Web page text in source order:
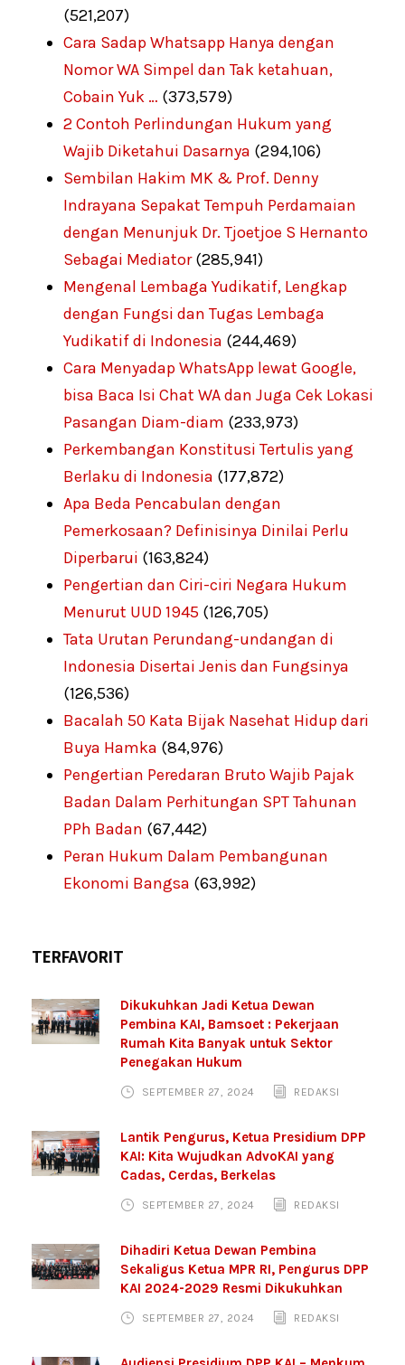
(521,207)
Cara Sadap Whatsapp Hanya dengan
Nomor WA Simpel dan Tak ketahuan,
Cobain Yuk … (373,579)
2 Contoh Perlindungan Hukum yang
Wajib Diketahui Dasarnya (294,106)
Sembilan Hakim MK & Prof. Denny
Indrayana Sepakat Tempuh Perdamaian
dengan Menunjuk Dr. Tjoetjoe S Hernanto
Sebagai Mediator (285,941)
Mengenal Lembaga Yudikatif, Lengkap
dengan Fungsi dan Tugas Lembaga
Yudikatif di Indonesia (244,469)
Cara Menyadap WhatsApp lewat Google,
bisa Baca Isi Chat WA dan Juga Cek Lokasi
Pasangan Diam-diam (233,973)
Perkembangan Konstitusi Tertulis yang
Berlaku di Indonesia (177,872)
Apa Beda Pencabulan dengan
Pemerkosaan? Definisinya Dinilai Perlu
Diperbarui (163,824)
Pengertian dan Ciri-ciri Negara Hukum
Menurut UUD 1945 (126,705)
Tata Urutan Perundang-undangan di
Indonesia Disertai Jenis dan Fungsinya
(126,536)
Bacalah 50 Kata Bijak Nasehat Hidup dari
Buya Hamka (84,976)
Pengertian Peredaran Bruto Wajib Pajak
Badan Dalam Perhitungan SPT Tahunan
PPh Badan (67,442)
Peran Hukum Dalam Pembangunan
Ekonomi Bangsa (63,992)
TERFAVORIT
Dikukuhkan Jadi Ketua Dewan
Pembina KAI, Bamsoet : Pekerjaan
Rumah Kita Banyak untuk Sektor
Penegakan Hukum
SEPTEMBER 27, 2024 REDAKSI
Lantik Pengurus, Ketua Presidium DPP
KAI: Kita Wujudkan AdvoKAI yang
Cadas, Cerdas, Berkelas
SEPTEMBER 27, 2024 REDAKSI
Dihadiri Ketua Dewan Pembina
Sekaligus Ketua MPR RI, Pengurus DPP
KAI 2024-2029 Resmi Dikukuhkan
SEPTEMBER 27, 2024 REDAKSI